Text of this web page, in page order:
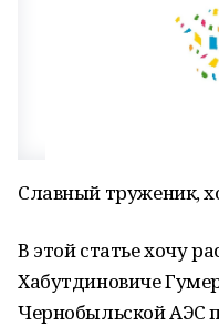
Славный труженик,
В этой статье хочу
Хабутдиновиче
Чернобыльской АЭС